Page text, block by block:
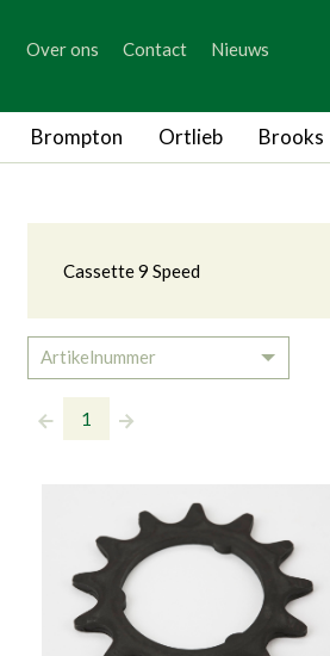
generic_skip_language
Over ons Contact Nieuws
Brompton Ortlieb Brooks
Cassette & Kroontjes
Categorieën
Cassette 9 Speed
Artikelnummer Toggle
1